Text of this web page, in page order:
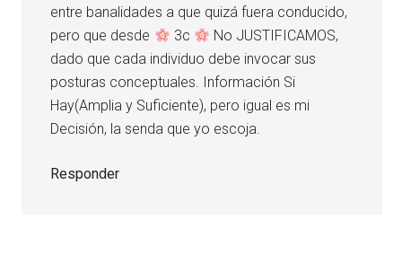
entre banalidades a que quizá fuera conducido,
pero que desde
3c
No JUSTIFICAMOS,
dado que cada individuo debe invocar sus
posturas conceptuales. Información Si
Hay(Amplia y Suficiente), pero igual es mi
Decisión, la senda que yo escoja.
Responder